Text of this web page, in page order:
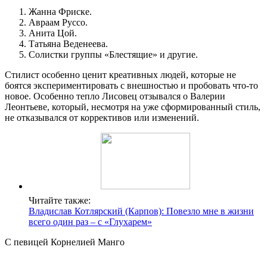
Жанна Фриске.
Авраам Руссо.
Анита Цой.
Татьяна Веденеева.
Солистки группы «Блестящие» и другие.
Стилист особенно ценит креативных людей, которые не
боятся экспериментировать с внешностью и пробовать что-то
новое. Особенно тепло Лисовец отзывался о Валерии
Леонтьеве, который, несмотря на уже сформированный стиль,
не отказывался от коррективов или изменений.
Читайте также:
Владислав Котлярский (Карпов): Повезло мне в жизни
всего один раз – с «Глухарем»
С певицей Корнелией Манго